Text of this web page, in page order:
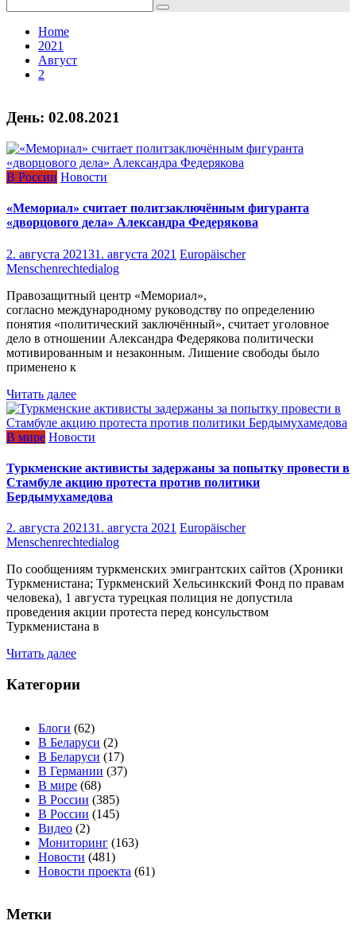
for:
Home
2021
Август
2
День: 02.08.2021
В России Новости
«Мемориал» считает политзаключённым фигуранта
«дворцового дела» Александра Федерякова
2. августа 202131. августа 2021 Europäischer
Menschenrechtedialog
Правозащитный центр «Мемориал»,
согласно международному руководству по определению
понятия «политический заключённый», считает уголовное
дело в отношении Александра Федерякова политически
мотивированным и незаконным. Лишение свободы было
применено к
Читать далее
В мире Новости
Туркменские активисты задержаны за попытку провести в
Стамбуле акцию протеста против политики
Бердымухамедова
2. августа 202131. августа 2021 Europäischer
Menschenrechtedialog
По сообщениям туркменских эмигрантских сайтов (Хроники
Туркменистана; Туркменский Хельсинкский Фонд по правам
человека), 1 августа турецкая полиция не допустила
проведения акции протеста перед консульством
Туркменистана в
Читать далее
Категории
Блоги (62)
В Беларуси (2)
В Беларуси (17)
В Германии (37)
В мире (68)
В России (385)
В России (145)
Видео (2)
Мониторинг (163)
Новости (481)
Новости проекта (61)
Метки